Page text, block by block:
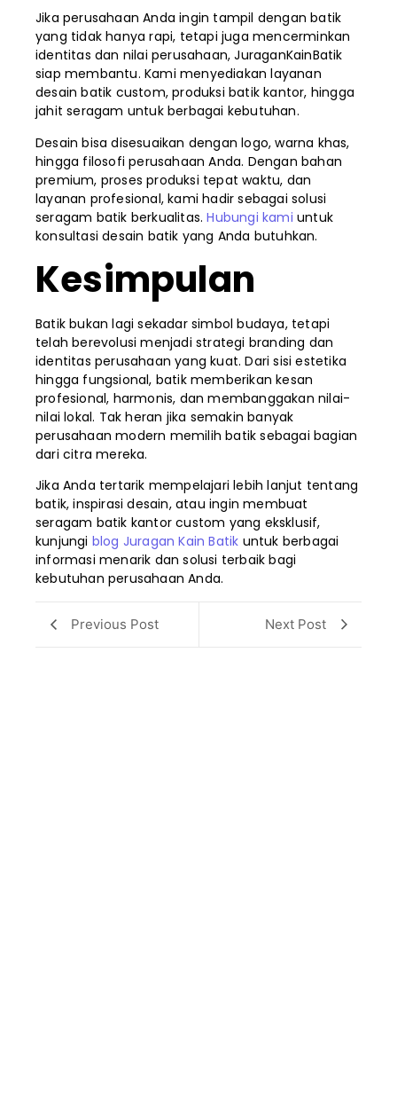
Jika perusahaan Anda ingin tampil dengan batik
yang tidak hanya rapi, tetapi juga mencerminkan
identitas dan nilai perusahaan, JuraganKainBatik
siap membantu. Kami menyediakan layanan
desain batik custom, produksi batik kantor, hingga
jahit seragam untuk berbagai kebutuhan.
Desain bisa disesuaikan dengan logo, warna khas,
hingga filosofi perusahaan Anda. Dengan bahan
premium, proses produksi tepat waktu, dan
layanan profesional, kami hadir sebagai solusi
seragam batik berkualitas.Hubungi kami untuk
konsultasi desain batik yang Anda butuhkan.
Kesimpulan
Batik bukan lagi sekadar simbol budaya, tetapi
telah berevolusi menjadi strategi branding dan
identitas perusahaan yang kuat. Dari sisi estetika
hingga fungsional, batik memberikan kesan
profesional, harmonis, dan membanggakan nilai-
nilai lokal. Tak heran jika semakin banyak
perusahaan modern memilih batik sebagai bagian
dari citra mereka.
Jika Anda tertarik mempelajari lebih lanjut tentang
batik, inspirasi desain, atau ingin membuat
seragam batik kantor custom yang eksklusif,
kunjungi blog Juragan Kain Batik untuk berbagai
informasi menarik dan solusi terbaik bagi
kebutuhan perusahaan Anda.
Previous Post Next Post